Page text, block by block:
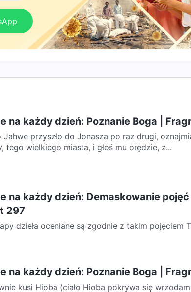
na każdy dzień: Poznanie Boga |
Jahwe przyszło do Jonasza po raz drugi,
tego wielkiego miasta, i głoś mu orędzie, z...
na każdy dzień: Demaskowanie
297
dzieła oceniane są zgodnie z takim pojęciem
na każdy dzień: Poznanie Boga |
kusi Hioba (ciało Hioba pokrywa się